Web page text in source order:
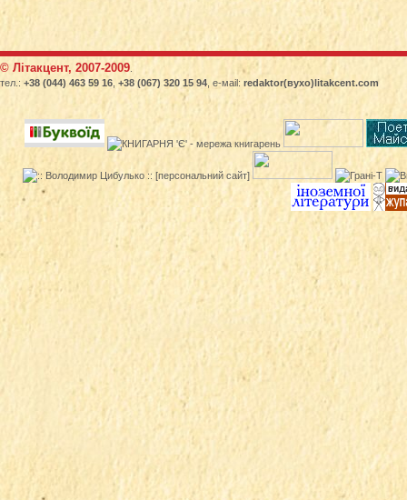
© Літакцент, 2007-2009
тел.: +38 (044) 463 59 16 +38 (067) 320 15 94 , е-маіl: redaktor(вухо)litakcent.com